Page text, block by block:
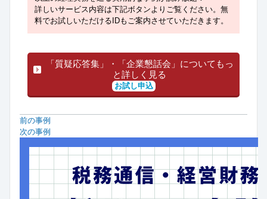
詳しいサービス内容は下記ボタンよりご覧ください。無
料でお試しいただけるIDもご案内させていただきます。
「質疑応答集」・「企業懇話会」についてもっ
と詳しく見る
お試し申込
前の事例
次の事例